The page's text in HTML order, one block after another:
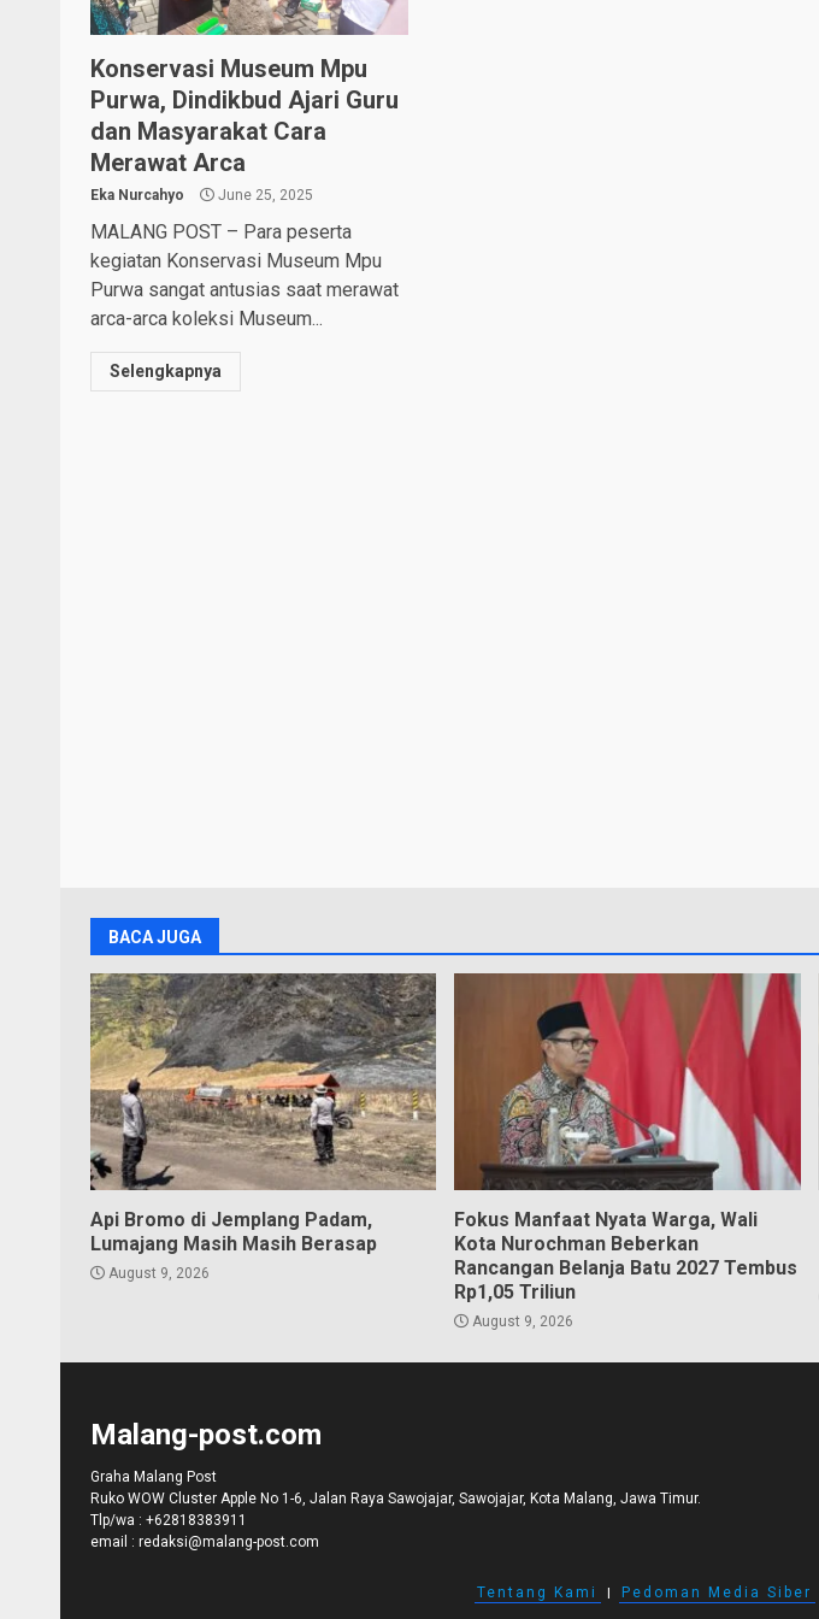
Konservasi Museum Mpu
Purwa, Dindikbud Ajari Guru
dan Masyarakat Cara
Merawat Arca
Eka Nurcahyo June 25, 2025
MALANG POST – Para peserta
kegiatan Konservasi Museum Mpu
Purwa sangat antusias saat merawat
arca-arca koleksi Museum...
Selengkapnya
BACA JUGA
Api Bromo di Jemplang Padam,
Lumajang Masih Masih Berasap
August 9, 2026
Fokus Manfaat Nyata Warga, Wali
Kota Nurochman Beberkan
Rancangan Belanja Batu 2027 Tembus
Rp1,05 Triliun
August 9, 2026
Malang-post.com
Graha Malang Post
Ruko WOW Cluster Apple No 1-6, Jalan Raya Sawojajar, Sawojajar, Kota Malang, Jawa Timur.
Tlp/wa : +62818383911
email : redaksi@malang-post.com
Tentang Kami I Pedoman Media Siber